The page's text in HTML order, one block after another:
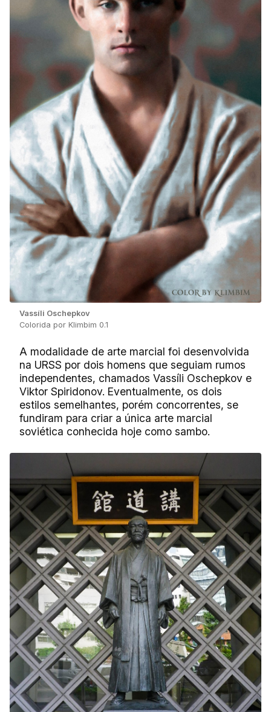
Vassíli Oschepkov
Colorida por Klimbim 0.1
A modalidade de arte marcial foi desenvolvida
na URSS por dois homens que seguiam rumos
independentes, chamados Vassíli Oschepkov e
Viktor Spiridonov. Eventualmente, os dois
estilos semelhantes, porém concorrentes, se
fundiram para criar a única arte marcial
soviética conhecida hoje como sambo.